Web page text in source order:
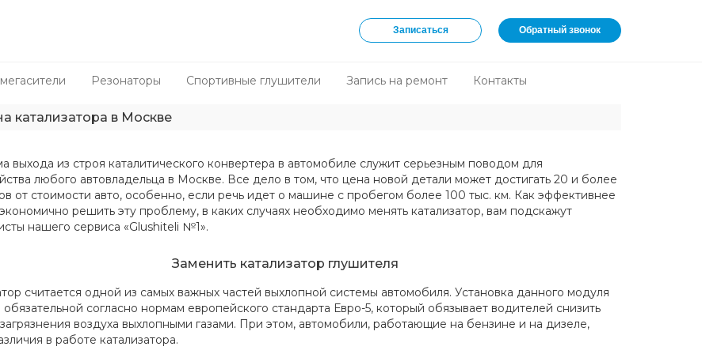
Записаться Обратный звонок
Резонаторы Спортивные глушители Запись на ремонт Контакты
катализатора в Москве
выхода из строя каталитического конвертера в автомобиле служит серьезным поводом для
любого автовладельца в Москве. Все дело в том, что цена новой детали может достигать 20 и более
от стоимости авто, особенно, если речь идет о машине с пробегом более 100 тыс. км. Как эффективнее
решить эту проблему, в каких случаях необходимо менять катализатор, вам подскажут
нашего сервиса «Glushiteli №1».
Заменить катализатор глушителя
считается одной из самых важных частей выхлопной системы автомобиля. Установка данного модуля
обязательной согласно нормам европейского стандарта Евро-5, который обязывает водителей снизить
воздуха выхлопными газами. При этом, автомобили, работающие на бензине и на дизеле,
в работе катализатора.